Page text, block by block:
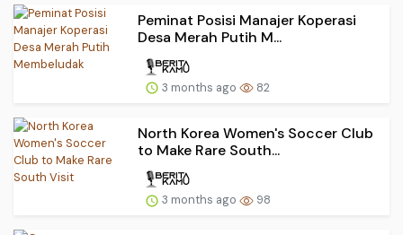
Peminat Posisi Manajer Koperasi
Desa Merah Putih M...
3 months ago 82
North Korea Women's Soccer Club
to Make Rare South...
3 months ago 98